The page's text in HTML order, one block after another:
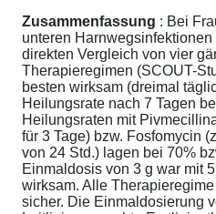
Zusammenfassung : Bei
unteren
direkten Vergleich von vier
Therapieregimen (SCOUT-
besten wirksam (dreimal
Heilungsrate nach 7 Tagen
Heilungsraten mit
für 3 Tage) bzw. Fosfomycin
von 24 Std.) lagen bei 70%
Einmaldosis von 3 g war mit
wirksam. Alle
sicher. Die Einmaldosierung